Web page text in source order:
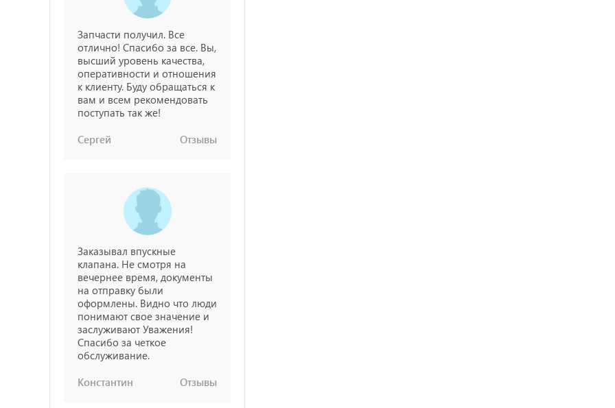
Запчасти получил. Все
отлично! Спасибо за все. Вы,
высший уровень качества,
оперативности и отношения
к клиенту. Буду обращаться к
вам и всем рекомендовать
поступать так же!
Сергей
Отзывы
Заказывал впускные
клапана. Не смотря на
вечернее время, документы
на отправку были
оформлены. Видно что люди
понимают свое значение и
заслуживают Уважения!
Спасибо за четкое
обслуживание.
Константин
Отзывы